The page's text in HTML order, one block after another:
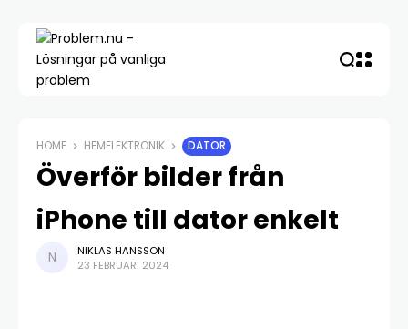
content
HOME HEMELEKTRONIK DATOR
Överför bilder från
iPhone till dator enkelt
NIKLAS HANSSON
23 FEBRUARI 2024